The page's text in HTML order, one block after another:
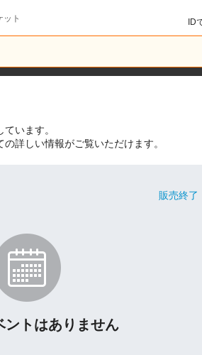
ト
ID
います。
詳しい情報がご覧いただけます。
販売終了
ントはありません